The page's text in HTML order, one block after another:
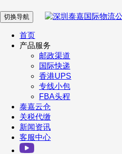
在 线 客 服
企业微信
订阅号
客户服务热线
切换导航
首页
产品服务
邮政渠道
国际快递
香港UPS
专线小包
FBA头程
泰嘉云仓
关税代缴
新闻资讯
客服中心